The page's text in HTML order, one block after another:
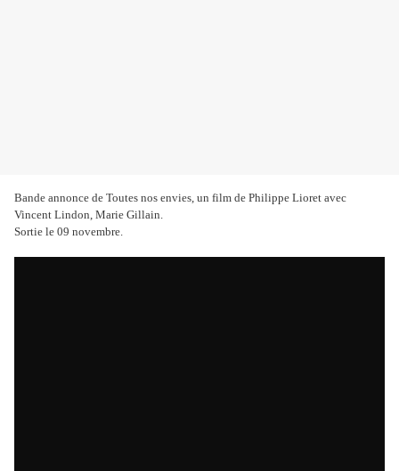
Bande annonce de Toutes nos envies, un film de Philippe Lioret avec
Vincent Lindon, Marie Gillain.
Sortie le 09 novembre.